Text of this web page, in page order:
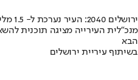
ירושלים 2040: העיר נערכת ל- 1.5 מליון תושבים
מנכ"לית העירייה מציגה תוכנית
הבא
בשיתוף עיריית ירושלים